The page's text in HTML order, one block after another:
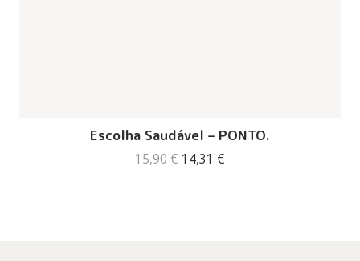
Escolha Saudável – PONTO.
15,90€ O
14,31 €